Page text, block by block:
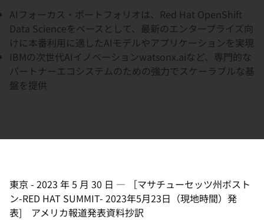
く
さ
AIフォーカス・ポートフォリオは、Red Hat OpenShift
Data Scienceをベースとして、最新のエンタープライズ向
けに本番利用に適したAIモデルやアプリケーションを実現
IBMの次世代AIイノベーションwatsonx.aiなど、専門的な
パートナーエコシステムのための強力でスケーラブルな基
盤を提供
東京 - 2023 年 5 月 30 日 —
［マサチューセッツ州ボスト
ン-RED HAT SUMMIT- 2023年5月23日（現地時間）発
表] アメリカ報道発表資料抄訳